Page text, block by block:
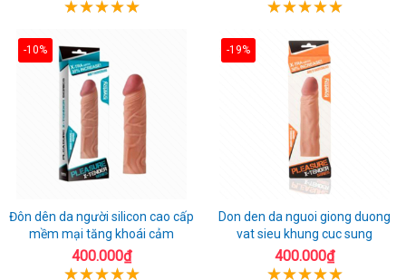
-10%
Đôn dên da người silicon cao cấp
mềm mại tăng khoái cảm
400.000₫
-19%
Don den da nguoi giong duong
vat sieu khung cuc sung
400.000₫